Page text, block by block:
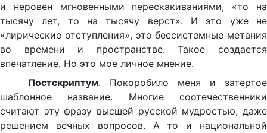
и неровен мгновенными перескакиваниями, «то на
тысячу лет, то на тысячу верст». И это уже не
«лирические отступления», это бессистемные метания
во времени и пространстве. Такое создается
впечатление. Но это мое личное мнение.
Постскриптум. Покоробило меня и затертое
шаблонное название. Многие соотечественники
считают эту фразу высшей русской мудростью, даже
решением вечных вопросов. А то и национальной